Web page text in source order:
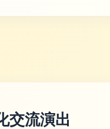
交流演出